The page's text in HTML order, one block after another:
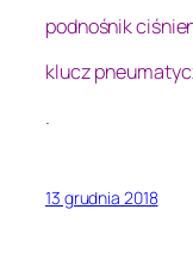
podnośnik
klucz
.
13 grudnia 2018